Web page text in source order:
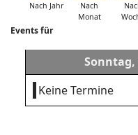
Nach Jahr
Nach
Monat
Events für
Sonntag,
Keine Termine